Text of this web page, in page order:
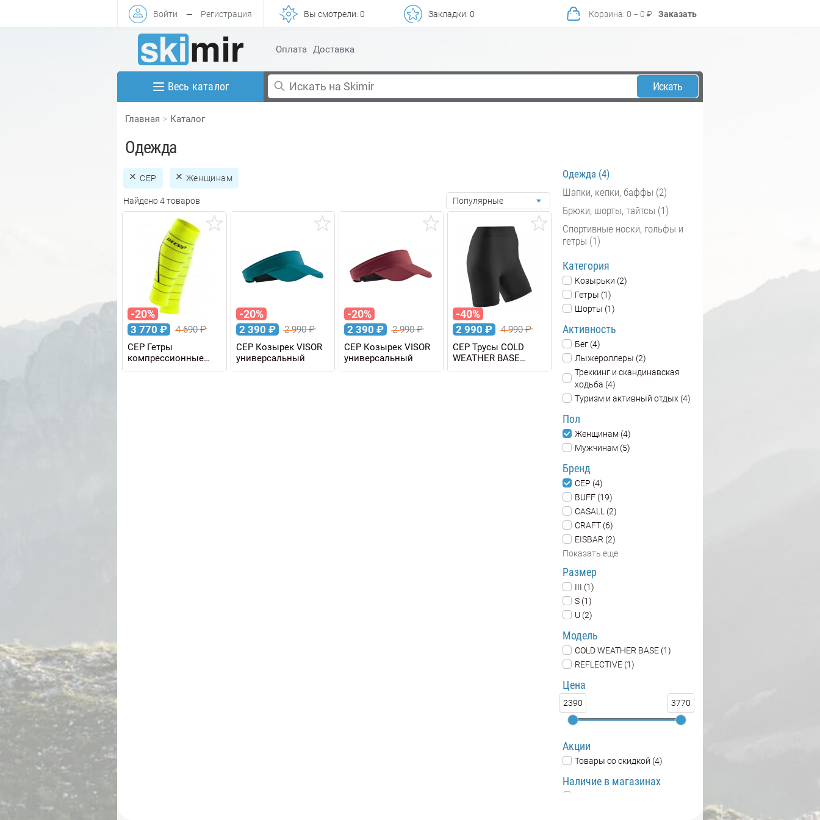
Войти — Регистрация Вы смотрели: 0 Закладки: 0 Корзина: 0 − 0 ₽ Заказать
Оплата Доставка
Весь каталог Искать
Главная Каталог
Одежда
CEP Женщинам
Найдено 4 товаров Популярные
-20%
3 770 ₽ 4 690₽
CEP Гетры
компрессионные
REFLECTIVE W
-20%
2 390 ₽ 2 990₽
CEP Козырек VISOR
универсальный
-20%
2 390 ₽ 2 990₽
CEP Козырек VISOR
универсальный
-40%
2 990 ₽ 4 990₽
CEP Трусы COLD
WEATHER BASE
SHORTS женские
Одежда (4)
Шапки, кепки, баффы (2)
Брюки, шорты, тайтсы (1)
Спортивные носки, гольфы и
гетры (1)
Категория
Козырьки (2)
Гетры (1)
Шорты (1)
Активность
Бег (4)
Лыжероллеры (2)
Треккинг и скандинавская
ходьба (4)
Туризм и активный отдых (4)
Пол
Женщинам (4)
Мужчинам (5)
Бренд
CEP (4)
BUFF (19)
CASALL (2)
CRAFT (6)
EISBAR (2)
Показать еще
Размер
III (1)
S (1)
U (2)
Модель
COLD WEATHER BASE (1)
REFLECTIVE (1)
Цена
2390 3770
Акции
Товары со скидкой (4)
Наличие в магазинах